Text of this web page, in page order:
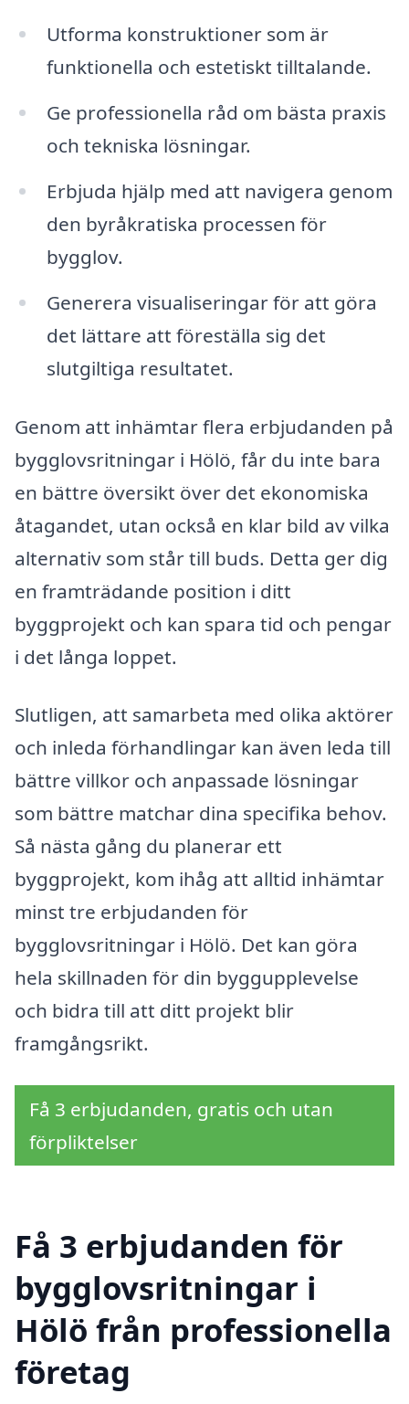
Utforma konstruktioner som är
funktionella och estetiskt tilltalande.
Ge professionella råd om bästa praxis
och tekniska lösningar.
Erbjuda hjälp med att navigera genom
den byråkratiska processen för
bygglov.
Generera visualiseringar för att göra
det lättare att föreställa sig det
slutgiltiga resultatet.
Genom att inhämtar flera erbjudanden på
bygglovsritningar i Hölö, får du inte bara
en bättre översikt över det ekonomiska
åtagandet, utan också en klar bild av vilka
alternativ som står till buds. Detta ger dig
en framträdande position i ditt
byggprojekt och kan spara tid och pengar
i det långa loppet.
Slutligen, att samarbeta med olika aktörer
och inleda förhandlingar kan även leda till
bättre villkor och anpassade lösningar
som bättre matchar dina specifika behov.
Så nästa gång du planerar ett
byggprojekt, kom ihåg att alltid inhämtar
minst tre erbjudanden för
bygglovsritningar i Hölö. Det kan göra
hela skillnaden för din byggupplevelse
och bidra till att ditt projekt blir
framgångsrikt.
Få 3 erbjudanden, gratis och utan
förpliktelser
Få 3 erbjudanden för
bygglovsritningar i
Hölö från professionella
företag